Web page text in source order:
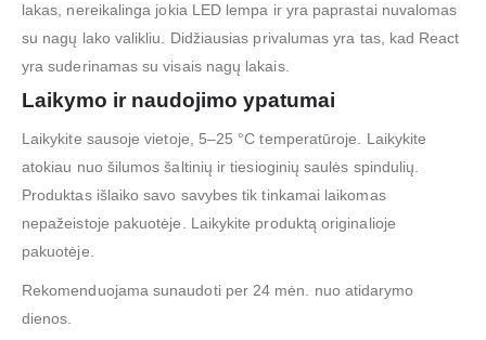
lakas, nereikalinga jokia LED lempa ir yra paprastai nuvalomas
su nagų lako valikliu. Didžiausias privalumas yra tas, kad React
yra suderinamas su visais nagų lakais.
Laikymo ir naudojimo ypatumai
Laikykite sausoje vietoje, 5–25 °C temperatūroje. Laikykite
atokiau nuo šilumos šaltinių ir tiesioginių saulės spindulių.
Produktas išlaiko savo savybes tik tinkamai laikomas
nepažeistoje pakuotėje. Laikykite produktą originalioje
pakuotėje.
Rekomenduojama sunaudoti per 24 mėn. nuo atidarymo
dienos.